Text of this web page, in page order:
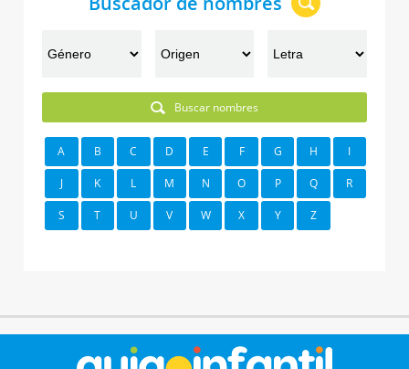
Buscar nombres
A B C D E F G H I
J K L M N O P Q R
S T U V W X Y Z